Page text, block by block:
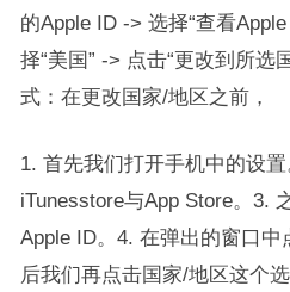
的Apple ID -> 选择“查看
择“美国” -> 点击“更改到所选
式：在更改国家/地区之前，
1. 首先我们打开手机中的设
iTunesstore与App Store。3.
Apple ID。4. 在弹出的窗口中
后我们再点击国家/地区这个